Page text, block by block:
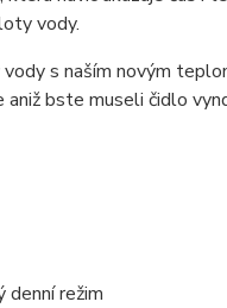
vody.
s naším novým
bste museli čidlo
režim